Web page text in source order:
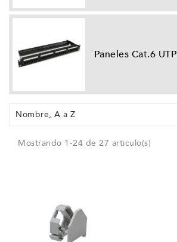
Paneles Cat.6 UTP
Nombre, A a Z
Mostrando 1-24 de 27 artículo(s)